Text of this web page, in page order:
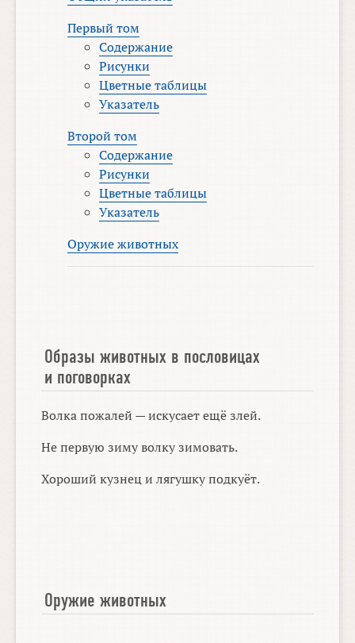
Первый том
Содержание
Рисунки
Цветные таблицы
Указатель
Второй том
Содержание
Рисунки
Цветные таблицы
Указатель
Оружие животных
Образы животных в пословицах
и поговорках
Волка пожалей — искусает ещё злей.
Не первую зиму волку зимовать.
Хороший кузнец и лягушку подкуёт.
Оружие животных